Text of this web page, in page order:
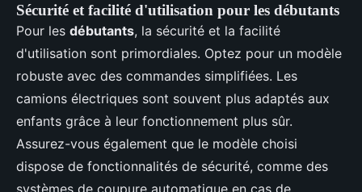
Sécurité et facilité d'utilisation pour les débutants
Pour les débutants, la sécurité et la facilité
d'utilisation sont primordiales. Optez pour un modèle
robuste avec des commandes simplifiées. Les
camions électriques sont souvent plus adaptés aux
enfants grâce à leur fonctionnement plus sûr.
Assurez-vous également que le modèle choisi
dispose de fonctionnalités de sécurité, comme des
systèmes de coupure automatique en cas de